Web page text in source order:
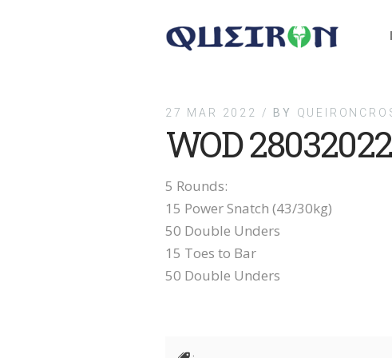
27 MAR 2022 / BY
WOD 28032022
5 Rounds:
15 Power Snatch (43/30kg)
50 Double Unders
15 Toes to Bar
50 Double Unders